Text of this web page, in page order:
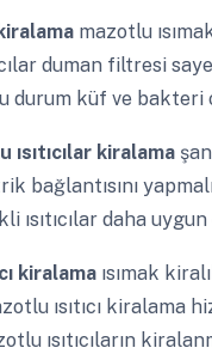
mazotlu
duman filtresi
durum küf ve
ısıtıcılar kiralama
bağlantısını
ısıtıcılar daha
kiralama ısımak
ısıtıcı kiralama
ısıtıcıların